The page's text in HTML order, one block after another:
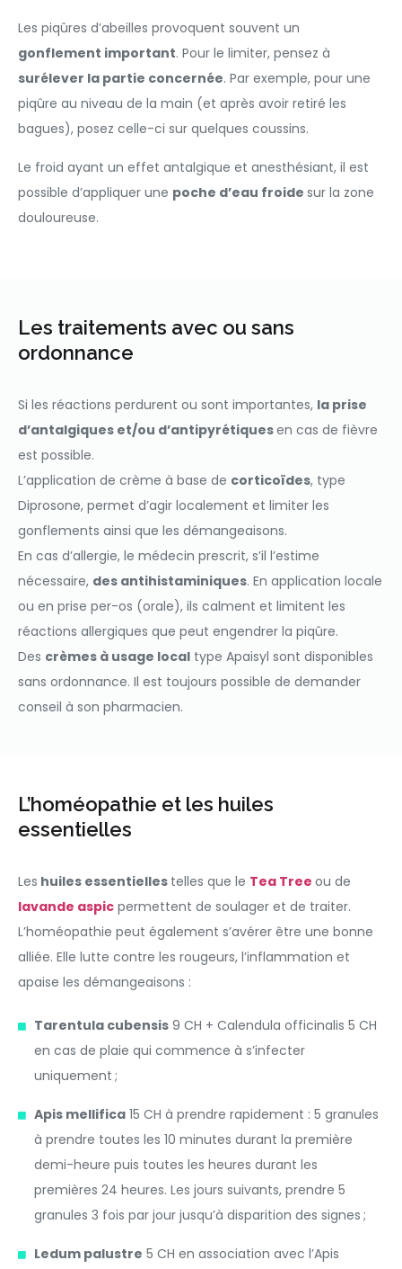
Les piqûres d’abeilles provoquent souvent un
gonflement important. Pour le limiter, pensez à
surélever la partie concernée. Par exemple, pour une
piqûre au niveau de la main (et après avoir retiré les
bagues), posez celle-ci sur quelques coussins.
Le froid ayant un effet antalgique et anesthésiant, il est
possible d’appliquer une poche d’eau froide sur la zone
douloureuse.
Les traitements avec ou sans
ordonnance
Si les réactions perdurent ou sont importantes, la prise
d’antalgiques et/ou d’antipyrétiquesen cas de fièvre
est possible.
L’application de crème à base de corticoïdes, type
Diprosone, permet d’agir localement et limiter les
gonflements ainsi que les démangeaisons.
En cas d’allergie, le médecin prescrit, s’il l’estime
nécessaire, des antihistaminiques. En application locale
ou en prise per-os (orale), ils calment et limitent les
réactions allergiques que peut engendrer la piqûre.
Des crèmes à usage local type Apaisyl sont disponibles
sans ordonnance. Il est toujours possible de demander
conseil à son pharmacien.
L’homéopathie et les huiles
essentielles
Les huiles essentielles telles que le Tea Tree ou de
lavande aspic permettent de soulager et de traiter.
L’homéopathie peut également s’avérer être une bonne
alliée. Elle lutte contre les rougeurs, l’inflammation et
apaise les démangeaisons :
Tarentula cubensis9 CH + Calendula officinalis 5 CH
en cas de plaie qui commence à s’infecter
uniquement ;
Apis mellifica15 CH à prendre rapidement : 5 granules
à prendre toutes les 10 minutes durant la première
demi-heure puis toutes les heures durant les
premières 24 heures. Les jours suivants, prendre 5
granules 3 fois par jour jusqu’à disparition des signes ;
Ledum palustre 5 CH en association avec l’Apis